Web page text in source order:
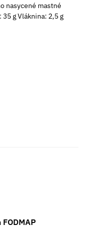
nasycené mastné
g Vláknina: 2,5 g